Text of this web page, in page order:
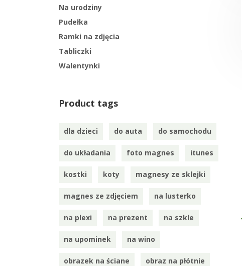
Na urodziny
Pudełka
Ramki na zdjęcia
Tabliczki
Walentynki
Product tags
dla dzieci do auta do samochodu
do układania foto magnes itunes
kostki koty magnesy ze sklejki
magnes ze zdjęciem na lusterko
na plexi na prezent na szkle
na upominek na wino
obrazek na ściane obraz na płótnie